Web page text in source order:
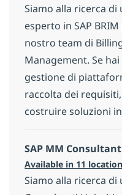
Siamo alla ricerca di
esperto in SAP
nostro team di
Management. Se
gestione di
raccolta dei
costruire soluzioni
SAP MM Consultant
Available in 11
Siamo alla ricerca di